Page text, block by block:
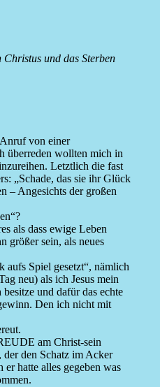
und das Sterben
von einer
überreden wollten mich in
Letztlich die fast
„Schade, das sie ihr Glück
– Angesichts der großen
als dass ewige Leben
größer sein, als neues
aufs Spiel gesetzt“, nämlich
neu) als ich Jesus mein
und dafür das echte
Den ich nicht mit
am Christ-sein
der den Schatz im Acker
hatte alles gegeben was